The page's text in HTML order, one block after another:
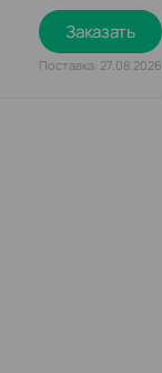
Заказать
Поставка: 27.08.2026